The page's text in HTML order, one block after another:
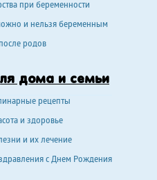
при беременности
и нельзя беременным
родов
дома и семьи
рецепты
и здоровье
и их лечение
с Днем Рождения